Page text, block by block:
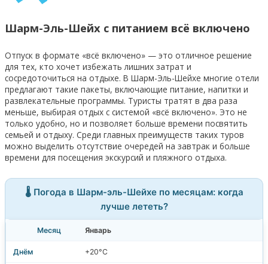
Шарм-Эль-Шейх с питанием всё включено
Отпуск в формате «всё включено» — это отличное решение
для тех, кто хочет избежать лишних затрат и
сосредоточиться на отдыхе. В Шарм-Эль-Шейхе многие отели
предлагают такие пакеты, включающие питание, напитки и
развлекательные программы. Туристы тратят в два раза
меньше, выбирая отдых с системой «всё включено». Это не
только удобно, но и позволяет больше времени посвятить
семьей и отдыху. Среди главных преимуществ таких туров
можно выделить отсутствие очередей на завтрак и больше
времени для посещения экскурсий и пляжного отдыха.
🌡️ Погода в Шарм-эль-Шейхе по месяцам: когда
лучше лететь?
Январь
+20°C